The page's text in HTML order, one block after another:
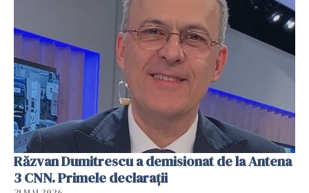
Răzvan Dumitrescu a demisionat de la Antena
3 CNN. Primele declarații